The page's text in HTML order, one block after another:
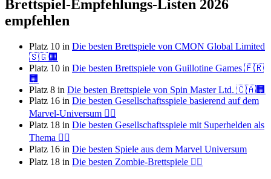
Brettspiel-Empfehlungs-Listen 2026
empfehlen
Platz 10 in Die besten Brettspiele von CMON Global Limited
🇸🇬🏢
Platz 10 in Die besten Brettspiele von Guillotine Games 🇫🇷
🏢
Platz 8 in Die besten Brettspiele von Spin Master Ltd. 🇨🇦🏢
Platz 16 in Die besten Gesellschaftsspiele basierend auf dem
Marvel-Universum 🦸‍♂️
Platz 18 in Die besten Gesellschaftsspiele mit Superhelden als
Thema 🦸‍♂️
Platz 16 in Die besten Spiele aus dem Marvel Universum
Platz 18 in Die besten Zombie-Brettspiele 🧟‍♂️